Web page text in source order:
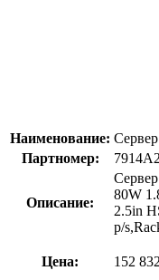
Наименование:
Партномер:
Описание:
80W
2.5in
p/
Цена: 152